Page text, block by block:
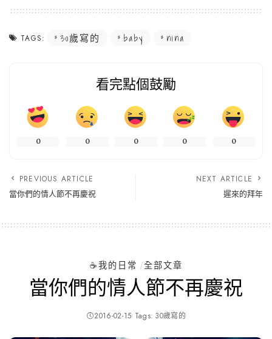
TAGS: 30歲寫的 baby nina
看完點個鼓勵
0 0 0 0 0
PREVIOUS ARTICLE
當你們的情人節不再慶祝
NEXT ARTICLE
遲來的拜年
☕️我的日常 全部文章
當你們的情人節不再慶祝
2016-02-15 Tags: 30歲寫的